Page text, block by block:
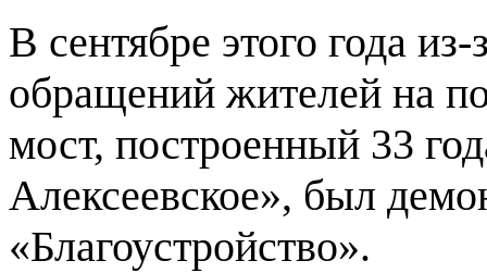
В сентябре этого года
обращений жителей на
мост, построенный 33
Алексеевское», был
«Благоустройство».